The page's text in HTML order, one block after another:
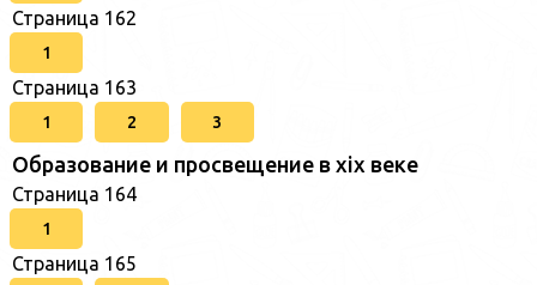
Страница 162
1
Страница 163
1 2 3
Образование и просвещение в xix веке
Страница 164
1
Страница 165